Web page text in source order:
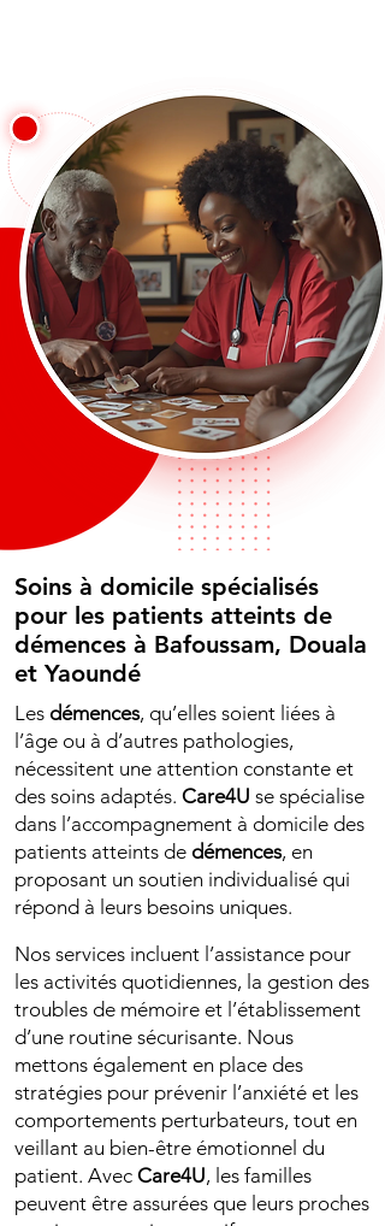
Soins à domicile spécialisés
pour les patients atteints de
démences à Bafoussam, Douala
et Yaoundé
Les démences, qu’elles soient liées à
l’âge ou à d’autres pathologies,
nécessitent une attention constante et
des soins adaptés. Care4U se spécialise
dans l’accompagnement à domicile des
patients atteints de démences, en
proposant un soutien individualisé qui
répond à leurs besoins uniques.
Nos services incluent l’assistance pour
les activités quotidiennes, la gestion des
troubles de mémoire et l’établissement
d’une routine sécurisante. Nous
mettons également en place des
stratégies pour prévenir l’anxiété et les
comportements perturbateurs, tout en
veillant au bien-être émotionnel du
patient. Avec Care4U, les familles
peuvent être assurées que leurs proches